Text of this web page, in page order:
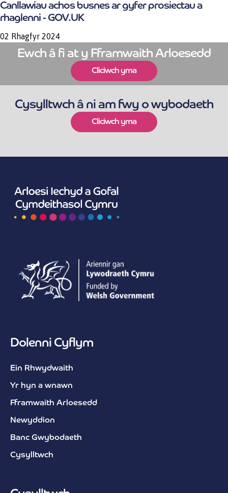
Canllawiau achos busnes ar gyfer prosiectau a
rhaglenni - GOV.UK
02 Rhagfyr 2024
Ewch â fi at y Fframwaith Arloesedd
Cliciwch yma
Cysylltwch â ni am fwy o wybodaeth
Cliciwch yma
Dolenni Cyflym
Ein Rhwydwaith
Yr hyn a wnawn
Fframwaith Arloesedd
Newyddion
Banc Gwybodaeth
Cysylltwch